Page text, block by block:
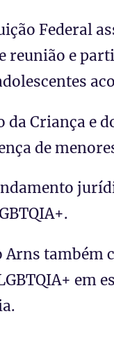
Federal
reunião e
da Criança e
de
Arns também
em